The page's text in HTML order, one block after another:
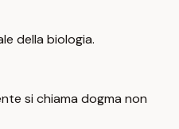
della biologia.
si chiama dogma non